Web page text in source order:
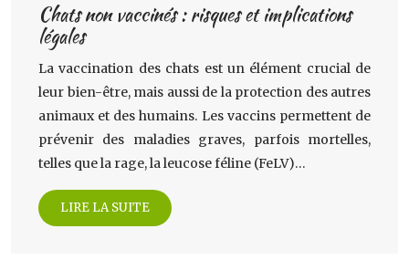
Chats non vaccinés : risques et implications
légales
La vaccination des chats est un élément crucial de
leur bien-être, mais aussi de la protection des autres
animaux et des humains. Les vaccins permettent de
prévenir des maladies graves, parfois mortelles,
telles que la rage, la leucose féline (FeLV)…
LIRE LA SUITE